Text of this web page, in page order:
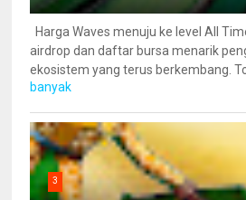
Harga Waves menuju ke level All
airdrop dan daftar bursa menarik
ekosistem yang terus berkembang.
banyak
3